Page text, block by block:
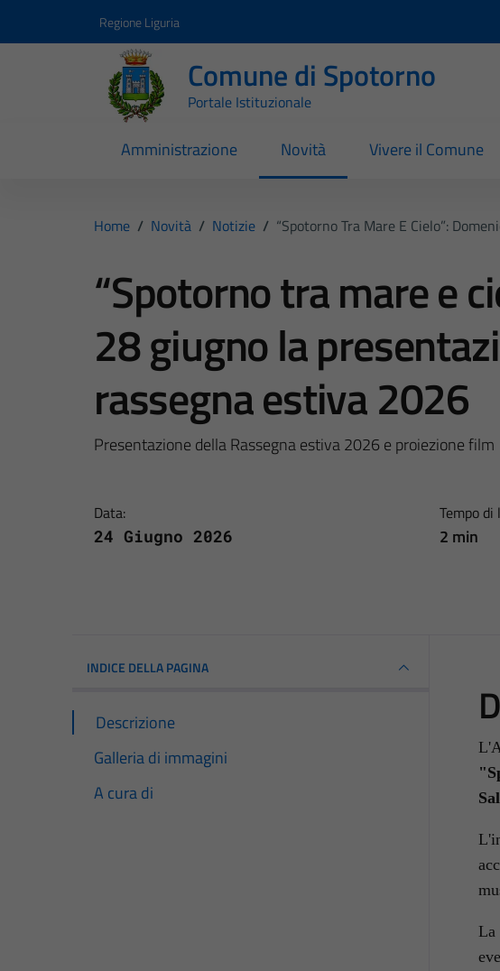
Regione Liguria
Comune di Spotorno
Portale Istituzionale
Amministrazione Novità Vivere il Comune
Home / Novità / Notizie / “Spotorno Tra Mare E Cielo”:
“Spotorno tra mare e
28 giugno la
rassegna estiva 2026
Presentazione della Rassegna estiva 2026 e proiezione film
Data:
24 Giugno 2026
Tempo
2 min
INDICE DELLA PAGINA
Descrizione
Galleria di immagini
A cura di
La